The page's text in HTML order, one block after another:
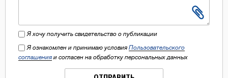
Я хочу получить свидетельство о публикации
Я ознакомлен и принимаю условия Пользовательского
соглашения и согласен на обработку персональных данных